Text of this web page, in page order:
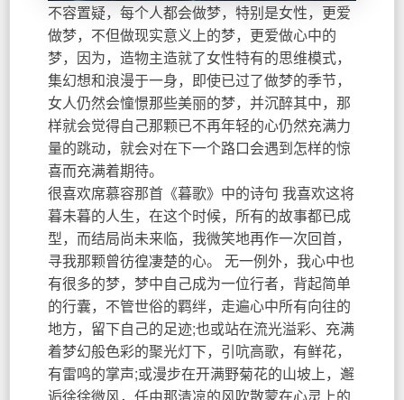
不容置疑，每个人都会做梦，特别是女性，更爱
做梦，不但做现实意义上的梦，更爱做心中的
梦，因为，造物主造就了女性特有的思维模式，
集幻想和浪漫于一身，即使已过了做梦的季节，
女人仍然会憧憬那些美丽的梦，并沉醉其中，那
样就会觉得自己那颗已不再年轻的心仍然充满力
量的跳动，就会对在下一个路口会遇到怎样的惊
喜而充满着期待。
很喜欢席慕容那首《暮歌》中的诗句 我喜欢这将
暮未暮的人生，在这个时候，所有的故事都已成
型，而结局尚未来临，我微笑地再作一次回首，
寻我那颗曾彷徨凄楚的心。 无一例外，我心中也
有很多的梦，梦中自己成为一位行者，背起简单
的行囊，不管世俗的羁绊，走遍心中所有向往的
地方，留下自己的足迹;也或站在流光溢彩、充满
着梦幻般色彩的聚光灯下，引吭高歌，有鲜花，
有雷鸣的掌声;或漫步在开满野菊花的山坡上，邂
逅徐徐微风，任由那清凉的风吹散蒙在心灵上的